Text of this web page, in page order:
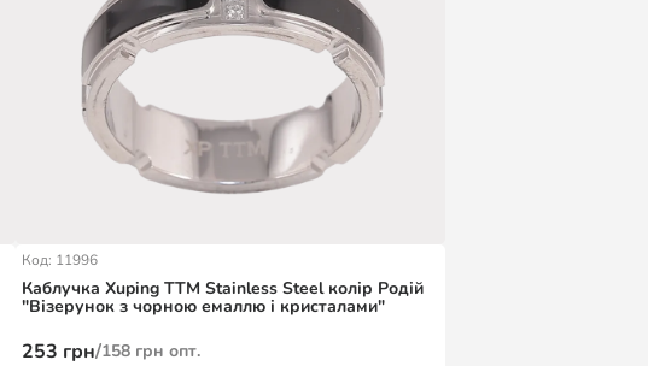
Код: 11996
Каблучка Xuping TTM Stainless Steel колір Родій
"Візерунок з чорною емаллю і кристалами"
253 грн/158 грн опт.